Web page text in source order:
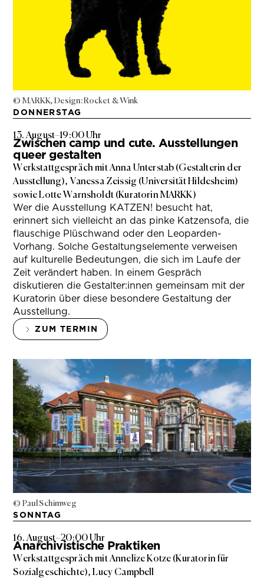
© MARKK, Design: Rocket & Wink
DONNERSTAG
13. August–19:00 Uhr
Zwischen camp und cute. Ausstellungen
queer gestalten
Werkstattgespräch mit Anna Unterstab (Gestalterin der
Ausstellung), Vanessa Zeissig (Universität Hildesheim)
sowie Lotte Warnsholdt (Kuratorin MARKK)
Wer die Ausstellung KATZEN! besucht hat,
erinnert sich vielleicht an das pinke Katzensofa, die
flauschige Plüschwand oder den Leoparden-
Vorhang. Solche Gestaltungselemente verweisen
auf kulturelle Bedeutungen, die sich im Laufe der
Zeit verändert haben. In einem Gespräch
diskutieren die Gestalter:innen gemeinsam mit der
Kuratorin über diese besondere Gestaltung der
Ausstellung.
ZUM TERMIN
© Paul Schimweg
SONNTAG
16. August–20:00 Uhr
Anarchivistische Praktiken
Werkstattgespräch mit Annelize Kotze (Kuratorin für
Sozialgeschichte), Lucy Campbell